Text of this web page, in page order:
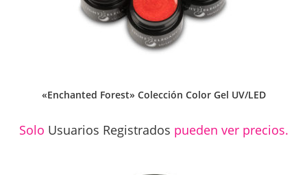
«Enchanted Forest» Colección Color Gel UV/LED
Solo Usuarios Registrados pueden ver precios.